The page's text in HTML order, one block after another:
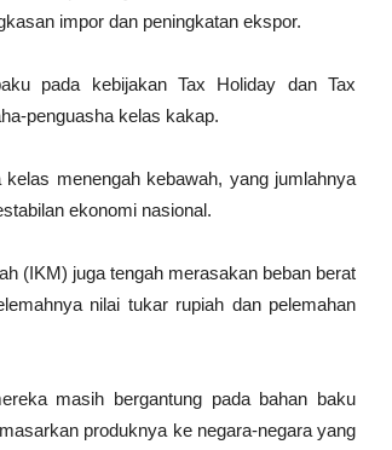
impor dan peningkatan ekspor.
pada kebijakan Tax Holiday dan Tax
penguasha kelas kakap.
menengah kebawah, yang jumlahnya
ekonomi nasional.
(IKM) juga tengah merasakan beban berat
nilai tukar rupiah dan pelemahan
masih bergantung pada bahan baku
produknya ke negara-negara yang